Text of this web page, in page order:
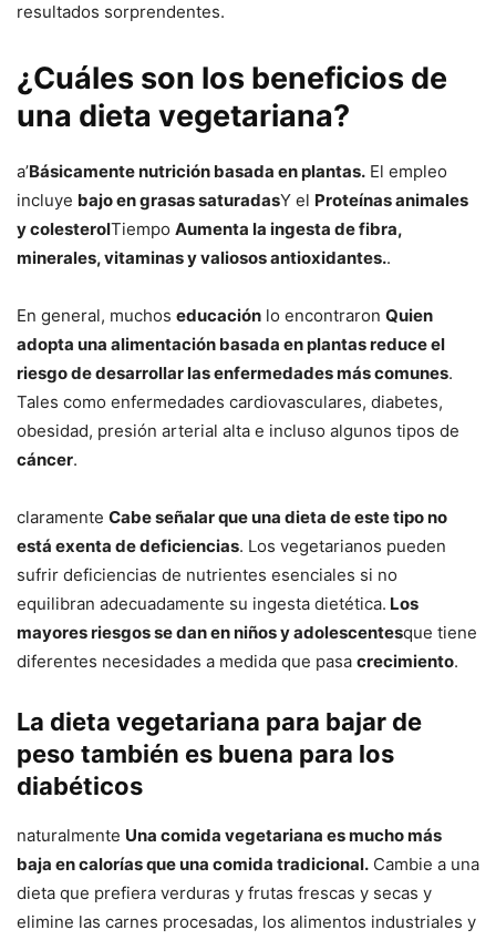
resultados sorprendentes.
¿Cuáles son los beneficios de
una dieta vegetariana?
a’Básicamente nutrición basada en plantas. El empleo
incluye bajo en grasas saturadasY el Proteínas animales
y colesterolTiempo Aumenta la ingesta de fibra,
minerales, vitaminas y valiosos antioxidantes..
En general, muchos educación lo encontraron Quien
adopta una alimentación basada en plantas reduce el
riesgo de desarrollar las enfermedades más comunes.
Tales como enfermedades cardiovasculares, diabetes,
obesidad, presión arterial alta e incluso algunos tipos de
cáncer.
claramente Cabe señalar que una dieta de este tipo no
está exenta de deficiencias. Los vegetarianos pueden
sufrir deficiencias de nutrientes esenciales si no
equilibran adecuadamente su ingesta dietética. Los
mayores riesgos se dan en niños y adolescentesque tiene
diferentes necesidades a medida que pasa crecimiento.
La dieta vegetariana para bajar de
peso también es buena para los
diabéticos
naturalmente Una comida vegetariana es mucho más
baja en calorías que una comida tradicional. Cambie a una
dieta que prefiera verduras y frutas frescas y secas y
elimine las carnes procesadas, los alimentos industriales y